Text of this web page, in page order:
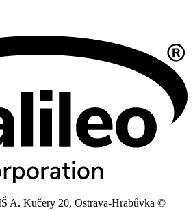
A. Kučery 20, Ostrava-Hrabůvka ©